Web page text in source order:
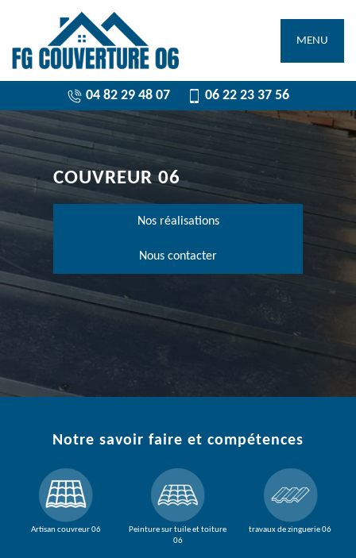
MENU
04 82 29 48 07 06 22 23 37 56
COUVREUR 06
Nos réalisations
Nous contacter
Notre savoir faire et compétences
Artisan couvreur 06
Peinture sur tuile et toiture
06
travaux de zinguerie 06